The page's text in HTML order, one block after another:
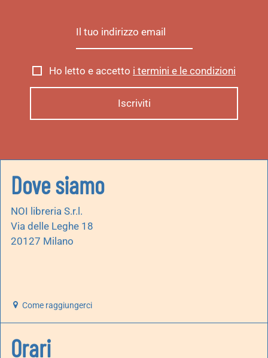
Ho letto e accetto i termini e le condizioni
Dove siamo
NOI libreria S.r.l.
Via delle Leghe 18
20127 Milano
Come raggiungerci
Orari